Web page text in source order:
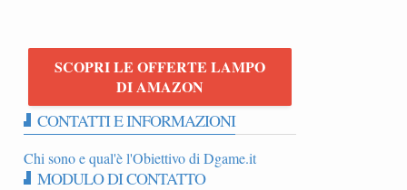
SCOPRI LE OFFERTE LAMPO
DI AMAZON
CONTATTI E INFORMAZIONI
Chi sono e qual'è l'Obiettivo di Dgame.it
MODULO DI CONTATTO